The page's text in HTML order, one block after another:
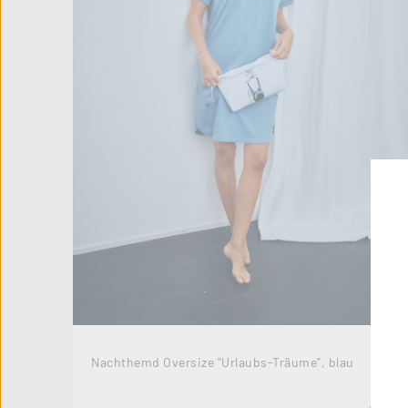
Nachthemd Oversize "Urlaubs-Träume", blau